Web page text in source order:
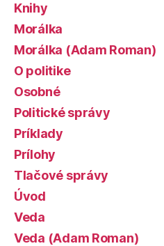
Knihy
Morálka
Morálka (Adam Roman)
O politike
Osobné
Politické správy
Príklady
Prílohy
Tlačové správy
Úvod
Veda
Veda (Adam Roman)